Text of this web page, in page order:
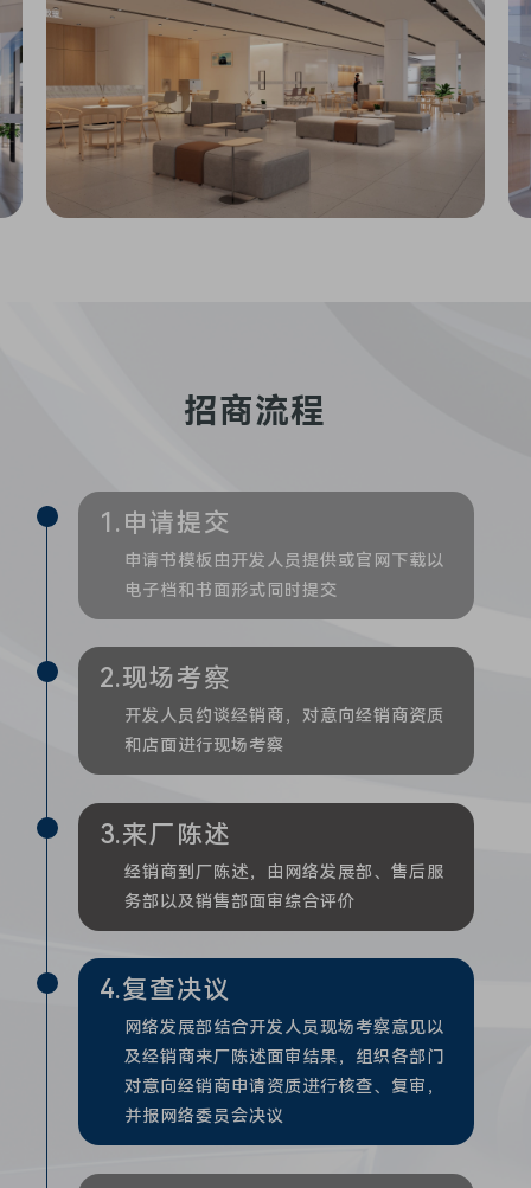
招商流程
1.申请提交
申请书模板由开发人员提供或官网下载以
电子档和书面形式同时提交
2.现场考察
开发人员约谈经销商，对意向经销商资质
和店面进行现场考察
3.来厂陈述
经销商到厂陈述，由网络发展部、售后服
务部以及销售部面审综合评价
4.复查决议
网络发展部结合开发人员现场考察意见以
及经销商来厂陈述面审结果，组织各部门
对意向经销商申请资质进行核查、复审，
并报网络委员会决议